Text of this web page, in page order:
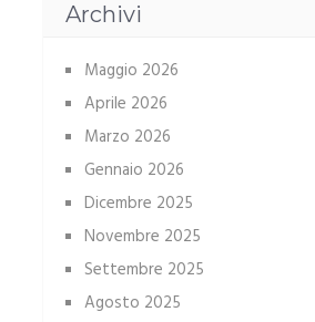
Archivi
Maggio 2026
Aprile 2026
Marzo 2026
Gennaio 2026
Dicembre 2025
Novembre 2025
Settembre 2025
Agosto 2025